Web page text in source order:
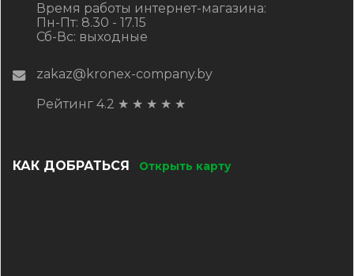
Время работы интернет-магазина:
Пн-Пт: 8.30 - 17.15
Сб-Вс: выходные
zakaz@kronex-company.by
Рейтинг 4.2 ★ ★ ★ ★ ★
КАК ДОБРАТЬСЯ Открыть карту